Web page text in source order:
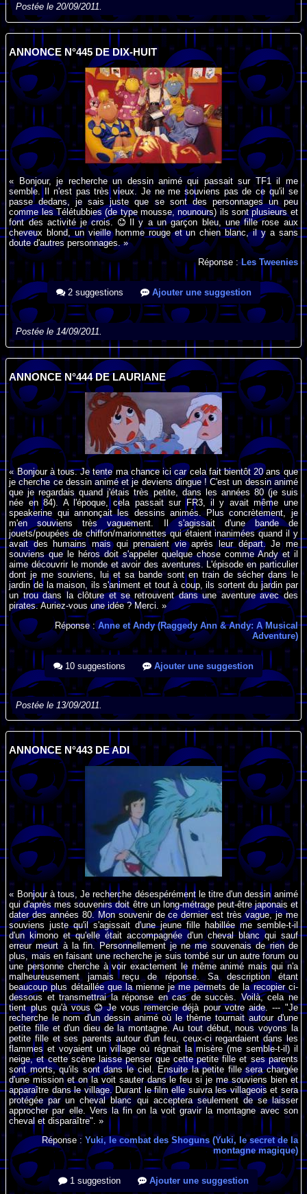
Postée le 20/09/2011.
ANNONCE N°445 DE DIX-HUIT
« Bonjour, je recherche un dessin animé qui passait sur TF1 il me
semble. Il n'est pas très vieux. Je ne me souviens pas de ce qu'il se
passe dedans, je sais juste que se sont des personnages un peu
comme les Télétubbies (de type mousse, nounours) ils sont plusieurs et
font des activité je crois.
Il y a un garçon bleu, une fille rose aux
cheveux blond, un vieille homme rouge et un chien blanc, il y a sans
doute d'autres personnages. »
Réponse :Les Tweenies
2 suggestions Ajouter une suggestion
Postée le 14/09/2011.
ANNONCE N°444 DE LAURIANE
« Bonjour à tous. Je tente ma chance ici car cela fait bientôt 20 ans que
je cherche ce dessin animé et je deviens dingue ! C'est un dessin animé
que je regardais quand j'étais très petite, dans les années 80 (je suis
née en 84). A l'époque, cela passait sur FR3, il y avait même une
speakerine qui annonçait les dessins animés. Plus concrètement, je
m'en souviens très vaguement. Il s'agissait d'une bande de
jouets/poupées de chiffon/marionnettes qui étaient inanimées quand il y
avait des humains mais qui prenaient vie après leur départ. Je me
souviens que le héros doit s'appeler quelque chose comme Andy et il
aime découvrir le monde et avoir des aventures. L'épisode en particulier
dont je me souviens, lui et sa bande sont en train de sécher dans le
jardin de la maison, ils s'animent et tout à coup, ils sortent du jardin par
un trou dans la clôture et se retrouvent dans une aventure avec des
pirates. Auriez-vous une idée ? Merci. »
Réponse : Anne et Andy (Raggedy Ann & Andy: A Musical
Adventure)
10 suggestions Ajouter une suggestion
Postée le 13/09/2011.
ANNONCE N°443 DE ADI
« Bonjour à tous, Je recherche désespérément le titre d'un dessin animé
qui d'après mes souvenirs doit être un long-métrage peut-être japonais et
dater des années 80. Mon souvenir de ce dernier est très vague, je me
souviens juste qu'il s'agissait d'une jeune fille habillée me semble-t-il
d'un kimono et qu'elle était accompagnée d'un cheval blanc qui sauf
erreur meurt à la fin. Personnellement je ne me souvenais de rien de
plus, mais en faisant une recherche je suis tombé sur un autre forum ou
une personne cherche à voir exactement le même animé mais qui n'a
malheureusement jamais reçu de réponse. Sa description étant
beaucoup plus détaillée que la mienne je me permets de la recopier ci-
dessous et transmettrai la réponse en cas de succès. Voilà, cela ne
tient plus qu'à vous
Je vous remercie déjà pour votre aide. --- "Je
recherche le nom d'un dessin animé où le thème tournait autour d'une
petite fille et d'un dieu de la montagne. Au tout début, nous voyons la
petite fille et ses parents autour d'un feu, ceux-ci regardaient dans les
flammes et voyaient un village où régnait la misère (me semble-t-il) il
neige, et cette scène laisse penser que cette petite fille et ses parents
sont morts, qu'ils sont dans le ciel. Ensuite la petite fille sera chargée
d'une mission et on la voit sauter dans le feu si je me souviens bien et
apparaître dans le village. Durant le film elle suivra les villageois et sera
protégée par un cheval blanc qui acceptera seulement de se laisser
approcher par elle. Vers la fin on la voit gravir la montagne avec son
cheval et disparaître". »
Réponse : Yuki, le combat des Shoguns (Yuki, le secret de la
montagne magique)
1 suggestion Ajouter une suggestion